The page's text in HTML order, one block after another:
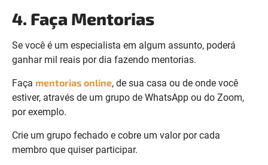
4. Faça Mentorias
Se você é um especialista em algum assunto, poderá
ganhar mil reais por dia fazendo mentorias.
Faça mentorias online, de sua casa ou de onde você
estiver, através de um grupo de WhatsApp ou do Zoom,
por exemplo.
Crie um grupo fechado e cobre um valor por cada
membro que quiser participar.